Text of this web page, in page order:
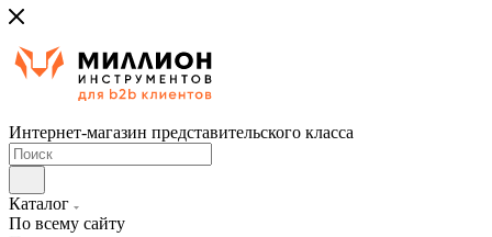
Интернет-магазин представительского класса
Каталог
По всему сайту